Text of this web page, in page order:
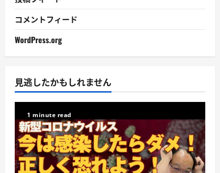
コメントフィード
WordPress.org
見逃したかもしれません
1 minute read